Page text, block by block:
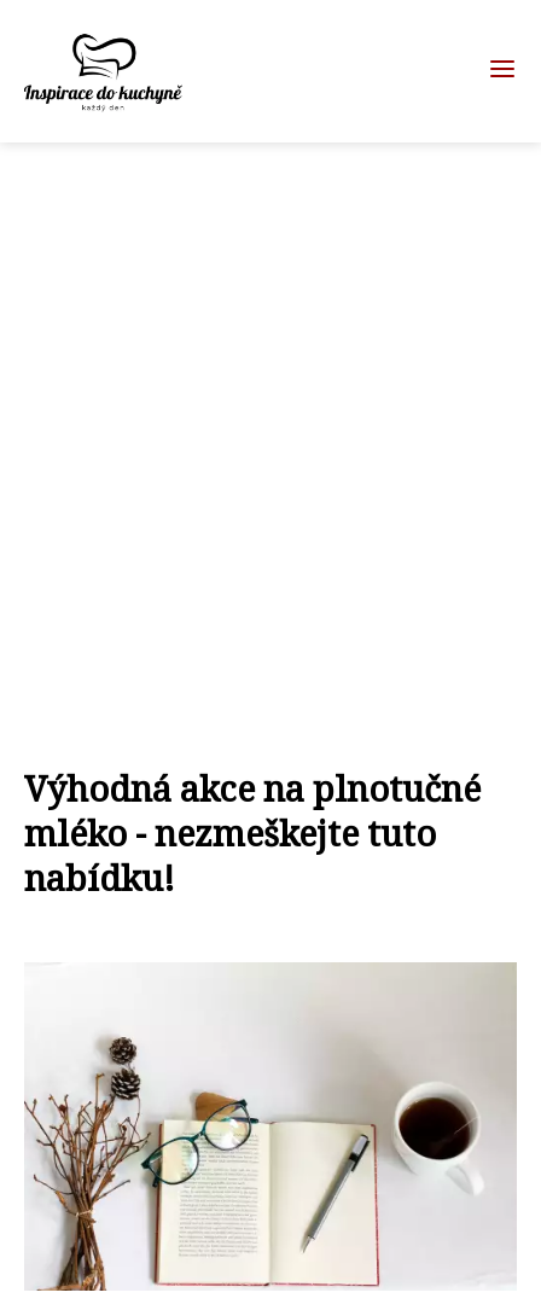
Výhodná akce na plnotučné
mléko - nezmeškejte tuto
nabídku!